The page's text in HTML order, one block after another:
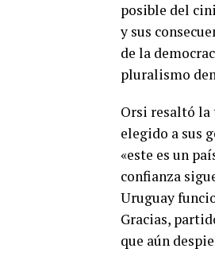
posible del
y sus
de la
pluralismo
Orsi resaltó la
elegido a sus
«este es un
confianza
Uruguay
Gracias,
que aún